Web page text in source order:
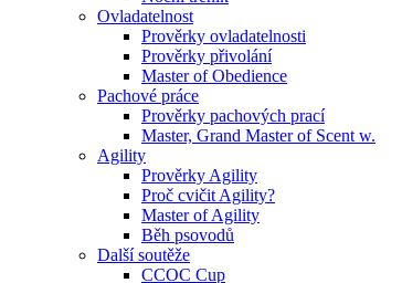
Ovladatelnost
Prověrky ovladatelnosti
Prověrky přivolání
Master of Obedience
Pachové práce
Prověrky pachových prací
Master, Grand Master of Scent w.
Agility
Prověrky Agility
Proč cvičit Agility?
Master of Agility
Běh psovodů
Další soutěže
CCOC Cup